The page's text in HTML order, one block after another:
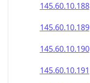
145.60.10.188
145.60.10.189
145.60.10.190
145.60.10.191